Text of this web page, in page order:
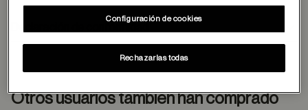
de contacto
Otros usuarios también han comprado
Configuración de cookies
Rechazarlas todas